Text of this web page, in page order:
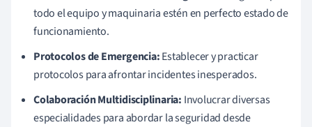
todo el equipo y maquinaria estén en perfecto estado de
funcionamiento.
Protocolos de Emergencia:Establecer y practicar
protocolos para afrontar incidentes inesperados.
Colaboración Multidisciplinaria: Involucrar diversas
especialidades para abordar la seguridad desde